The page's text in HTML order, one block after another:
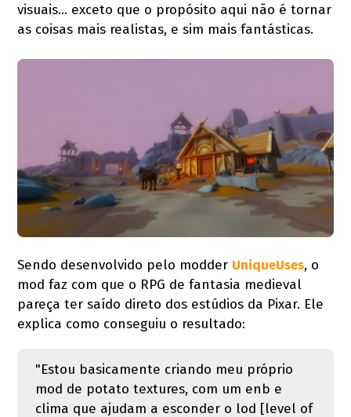
visuais... exceto que o propósito aqui não é tornar
as coisas mais realistas, e sim mais fantásticas.
Sendo desenvolvido pelo modder UniqueUses, o
mod faz com que o RPG de fantasia medieval
pareça ter saído direto dos estúdios da Pixar. Ele
explica como conseguiu o resultado:
"Estou basicamente criando meu próprio
mod de potato textures, com um enb e
clima que ajudam a esconder o lod [level of